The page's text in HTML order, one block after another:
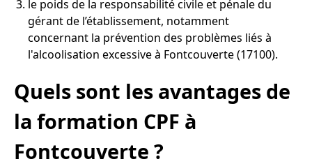
le poids de la responsabilité civile et pénale du
gérant de l’établissement, notamment
concernant la prévention des problèmes liés à
l'alcoolisation excessive à Fontcouverte (17100).
Quels sont les avantages de
la formation CPF à
Fontcouverte ?